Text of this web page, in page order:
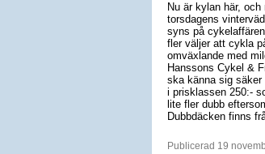
Nu är kylan här,
torsdagens
syns på
fler väljer att cykla
omväxlande med
Hanssons Cykel &
ska känna sig
i prisklassen 250:-
lite fler dubb
Dubbdäcken finns
Publicerad 19